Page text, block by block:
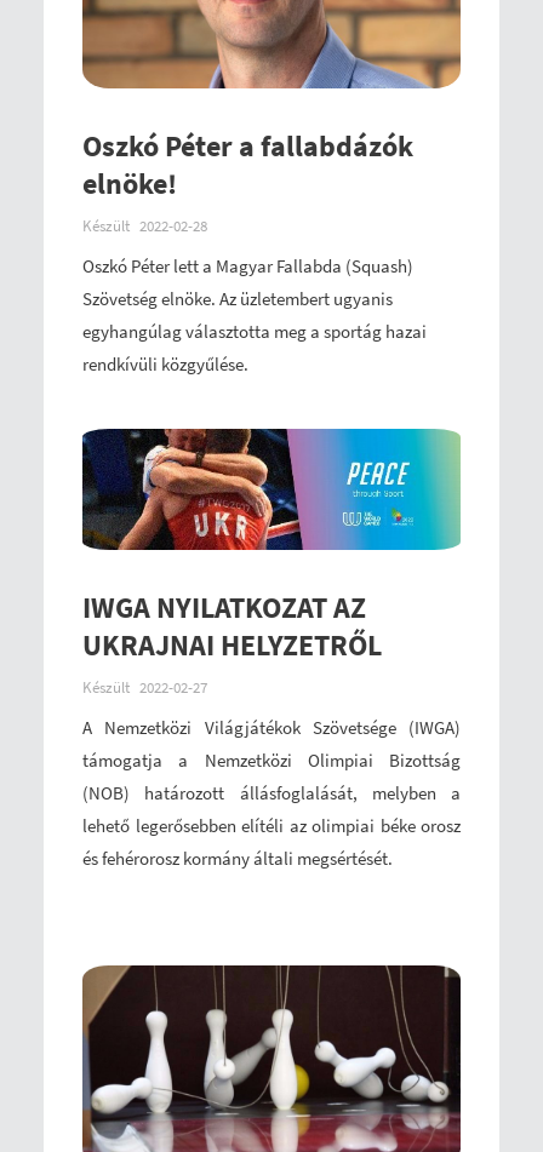
Oszkó Péter a fallabdázók
elnöke!
Készült 2022-02-28
Oszkó Péter lett a Magyar Fallabda (Squash)
Szövetség elnöke. Az üzletembert ugyanis
egyhangúlag választotta meg a sportág hazai
rendkívüli közgyűlése.
IWGA NYILATKOZAT AZ
UKRAJNAI HELYZETRŐL
Készült 2022-02-27
A Nemzetközi Világjátékok Szövetsége (IWGA)
támogatja a Nemzetközi Olimpiai Bizottság
(NOB) határozott állásfoglalását, melyben a
lehető legerősebben elítéli az olimpiai béke orosz
és fehérorosz kormány általi megsértését.